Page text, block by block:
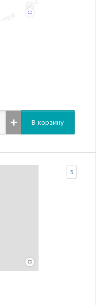
В корзину
5